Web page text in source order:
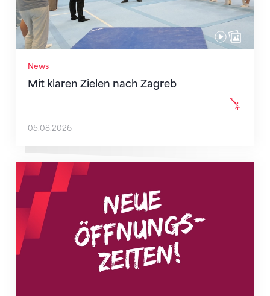
News
Mit klaren Zielen nach Zagreb
05.08.2026
Neue Empfangszeiten ab 1. August 2026